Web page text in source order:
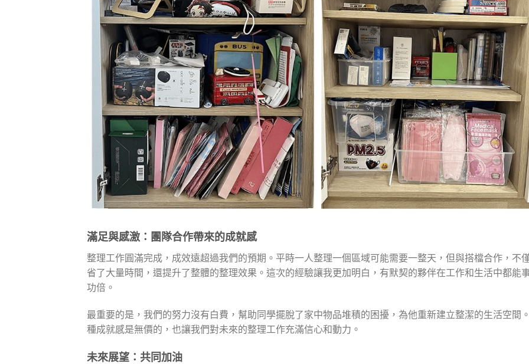
滿足與感激：團隊合作帶來的成就感
整理工作圓滿完成，成效遠超過我們的預期。平時一人整理一個區域可能需要一整天，但與搭檔合作，不
省了大量時間，還提升了整體的整理效果。這次的經驗讓我更加明白，有默契的夥伴在工作和生活中都能
功倍。
最重要的是，我們的努力沒有白費，幫助同學擺脫了家中物品堆積的困擾，為他重新建立整潔的生活空間
種成就感是無價的，也讓我們對未來的整理工作充滿信心和動力。
未來展望：共同加油